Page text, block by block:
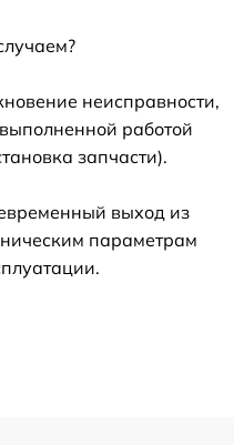
неисправности,
работой
запчасти).
выход из
параметрам